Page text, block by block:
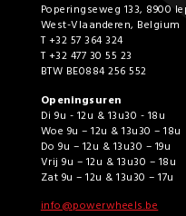
Poperingseweg 133, 8900
West-Vlaanderen, Belgium
T +32 57 364 324
T +32 477 30 55 23
BTW BE0884 256 552
Openingsuren
Di 9u - 12u & 13u30 - 18u
Woe 9u – 12u & 13u30 – 18u
Do 9u – 12u & 13u30 – 19u
Vrij 9u – 12u & 13u30 – 18u
Zat 9u – 12u & 13u30 – 17u
info@powerwheels.be